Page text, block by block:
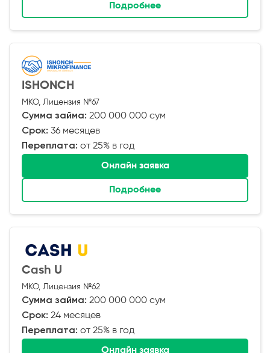
Подробнее
ISHONCH
МКО, Лицензия №67
Сумма займа: 200 000 000 сум
Срок: 36 месяцев
Переплата: от 25% в год
Онлайн заявка
Подробнее
Cash U
МКО, Лицензия №62
Сумма займа: 200 000 000 сум
Срок: 24 месяцев
Переплата: от 25% в год
Онлайн заявка